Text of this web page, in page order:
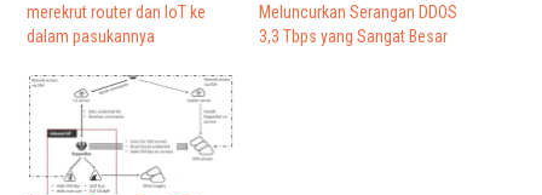
merekrut router dan IoT ke
dalam pasukannya
Meluncurkan Serangan DDOS
3,3 Tbps yang Sangat Besar